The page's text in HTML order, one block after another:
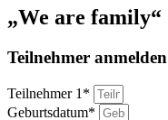
„We are family“
Teilnehmer anmelden
Teilnehmer 1*
Geburtsdatum*